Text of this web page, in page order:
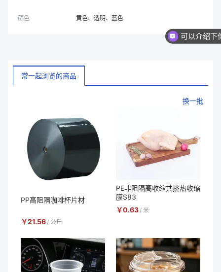
颜色 黄色、透明、蓝色
常一起浏览的商品
换一批
PP高阻隔咖啡杯片材
￥21.56 / 公斤
PE非阻隔高收缩共挤热收缩
膜S83
￥0.63 / 米
你们是